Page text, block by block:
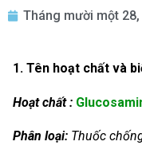
Tháng mười một 28,
1. Tên hoạt chất và
Hoạt chất :
Phân loại: Thuốc